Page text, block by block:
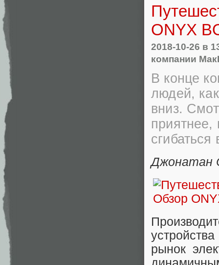
ONYX
2018-10-26 в
компании
В конце
людей,
вниз.
приятнее,
Джонатан
рынок